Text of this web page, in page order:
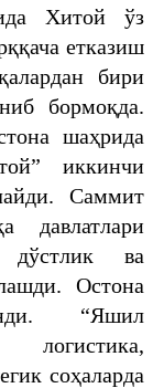
Хитой ўз
етказиш
бири
бормоқда.
шаҳрида
иккинчи
Саммит
давлатлари
ва
Остона
“Яшил
соҳаларда